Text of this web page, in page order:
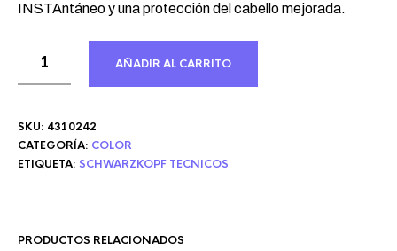
INSTAntáneo y una protección del cabello mejorada.
AÑADIR AL CARRITO
SKU: 4310242
CATEGORÍA: COLOR
ETIQUETA: SCHWARZKOPF TECNICOS
PRODUCTOS RELACIONADOS